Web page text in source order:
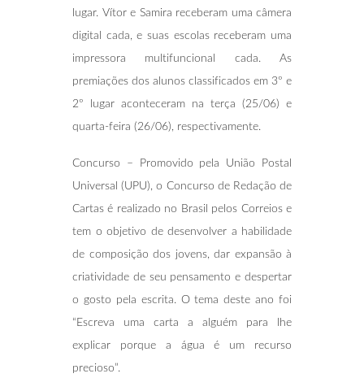
lugar. Vítor e Samira receberam uma câmera
digital cada, e suas escolas receberam uma
impressora multifuncional cada. As
premiações dos alunos classificados em 3º e
2º lugar aconteceram na terça (25/06) e
quarta-feira (26/06), respectivamente.
Concurso – Promovido pela União Postal
Universal (UPU), o Concurso de Redação de
Cartas é realizado no Brasil pelos Correios e
tem o objetivo de desenvolver a habilidade
de composição dos jovens, dar expansão à
criatividade de seu pensamento e despertar
o gosto pela escrita. O tema deste ano foi
“Escreva uma carta a alguém para lhe
explicar porque a água é um recurso
precioso”.